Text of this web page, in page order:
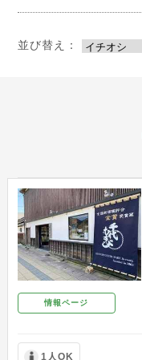
並び替え：
情報ページ
1人OK